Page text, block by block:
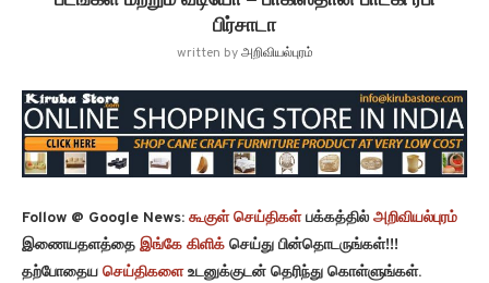
பிர்சாடா
written byஅறிவியல்புரம்
Follow @ Google News: கூகுள் செய்திகள்பக்கத்தில் அறிவியல்புரம்
இணையதளத்தை இங்கே கிளிக் செய்து பின்தொடருங்கள்!!!
தற்போதைய செய்திகளைஉடனுக்குடன் தெரிந்து கொள்ளுங்கள்.